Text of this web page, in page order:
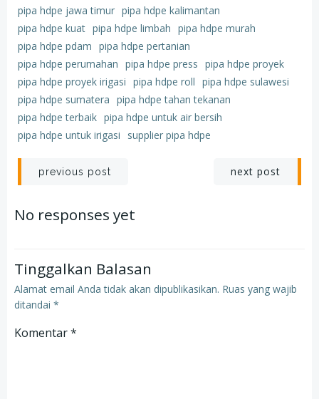
pipa hdpe jawa timur pipa hdpe kalimantan
pipa hdpe kuat pipa hdpe limbah pipa hdpe murah
pipa hdpe pdam pipa hdpe pertanian
pipa hdpe perumahan pipa hdpe press pipa hdpe proyek
pipa hdpe proyek irigasi pipa hdpe roll pipa hdpe sulawesi
pipa hdpe sumatera pipa hdpe tahan tekanan
pipa hdpe terbaik pipa hdpe untuk air bersih
pipa hdpe untuk irigasi
supplier pipa hdpe
Post
navigation
previous post next post
No responses yet
Tinggalkan Balasan
Alamat email Anda tidak akan dipublikasikan. Ruas yang wajib
ditandai *
Komentar*